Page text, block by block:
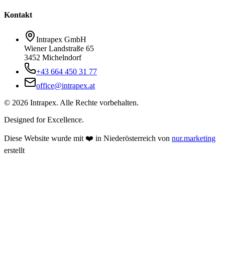
Kontakt
Intrapex GmbH
Wiener Landstraße 65
3452 Michelndorf
+43 664 450 31 77
office@intrapex.at
© 2026 Intrapex. Alle Rechte vorbehalten.
Designed for Excellence.
Diese Website wurde mit ❤️ in Niederösterreich von nur.marketing
erstellt